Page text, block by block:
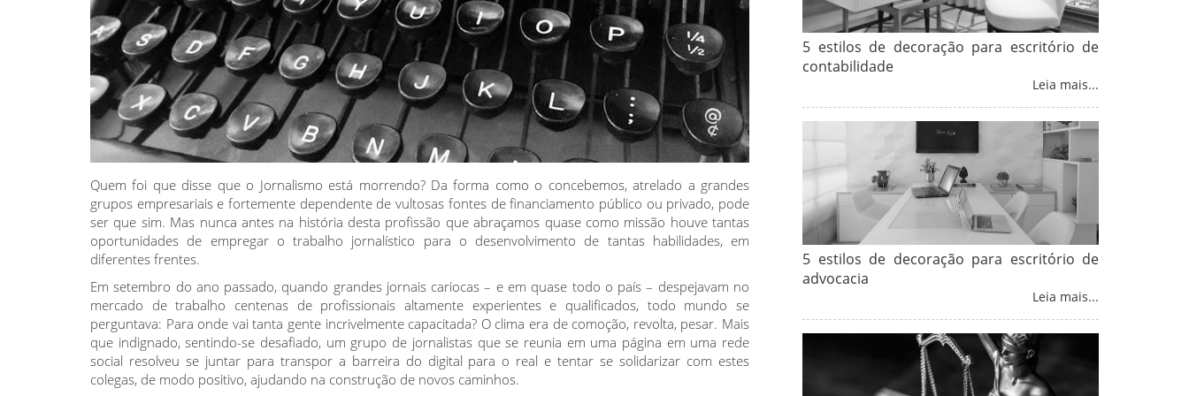
Quem foi que disse que o Jornalismo está morrendo? Da forma como o concebemos, atrelado a grandes
grupos empresariais e fortemente dependente de vultosas fontes de financiamento público ou privado, pode
ser que sim. Mas nunca antes na história desta profissão que abraçamos quase como missão houve tantas
oportunidades de empregar o trabalho jornalístico para o desenvolvimento de tantas habilidades, em
diferentes frentes.
Em setembro do ano passado, quando grandes jornais cariocas – e em quase todo o país – despejavam no
mercado de trabalho centenas de profissionais altamente experientes e qualificados, todo mundo se
perguntava: Para onde vai tanta gente incrivelmente capacitada? O clima era de comoção, revolta, pesar. Mais
que indignado, sentindo-se desafiado, um grupo de jornalistas que se reunia em uma página em uma rede
social resolveu se juntar para transpor a barreira do digital para o real e tentar se solidarizar com estes
colegas, de modo positivo, ajudando na construção de novos caminhos.
5 estilos de decoração para escritório de
contabilidade
Leia mais...
5 estilos de decoração para escritório de
advocacia
Leia mais...